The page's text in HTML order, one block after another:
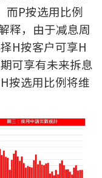
Broker Limited 版权所有
而P按选用比例
释，由于减息周
H按客户可享H
可享有未来拆息
按选用比例将维